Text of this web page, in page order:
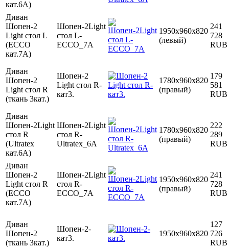
кат.6A)
Диван
Шопен-2
Light стол L
(ECCO
кат.7A)
Шопен-2Light
стол L-
ECCO_7А
1950х960х820
(левый)
241
728
RUB
Диван
Шопен-2
Light стол R
(ткань 3кат.)
Шопен-2
Light стол R-
кат3.
1780х960х820
(правый)
179
581
RUB
Диван
Шопен-2Light
стол R
(Ultratex
кат.6A)
Шопен-2Light
стол R-
Ultratex_6А
1780х960х820
(правый)
222
289
RUB
Диван
Шопен-2
Light стол R
(ECCO
кат.7A)
Шопен-2Light
стол R-
ECCO_7А
1950х960х820
(правый)
241
728
RUB
Диван
Шопен-2
(ткань 3кат.)
Шопен-2-
кат3.
1950х960х820
127
726
RUB